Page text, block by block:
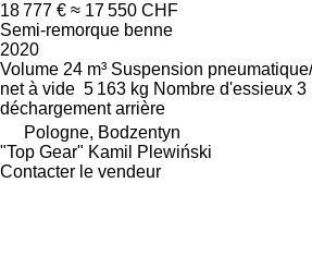
18 777 € ≈ 17 550 CHF
Semi-remorque benne
2020
Volume 24 m³ Suspension
net à vide 5 163 kg Nombre d'essieux 3
déchargement arrière
Pologne, Bodzentyn
"Top Gear" Kamil Plewiński
Contacter le vendeur